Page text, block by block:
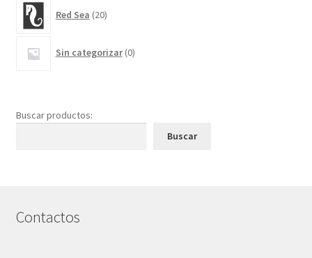
Red Sea 20productos
Sin categorizar 0productos
Buscar productos:
Buscar
Contactos